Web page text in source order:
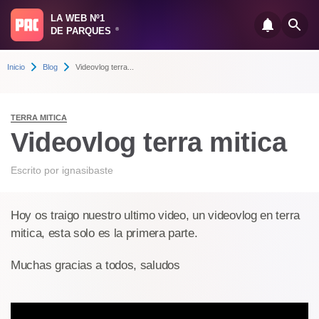
LA WEB Nº1
DE PARQUES
®
Inicio Blog Videovlog terra...
TERRA MITICA
Videovlog terra mitica
Escrito por ignasibaste
Hoy os traigo nuestro ultimo video, un videovlog en terra
mitica, esta solo es la primera parte.
Muchas gracias a todos, saludos